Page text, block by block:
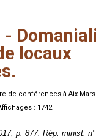
-
locaux
de conférences à Aix-
: 1742
p. 877. Rép. minist. n°